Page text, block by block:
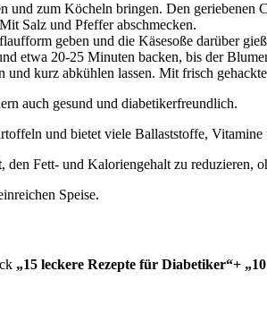
und zum Köcheln bringen. Den
Salz und Pfeffer abschmecken.
geben und die Käsesoße darüber
etwa 20-25 Minuten backen, bis der
kurz abkühlen lassen. Mit frisch
auch gesund und diabetikerfreundlich.
und bietet viele Ballaststoffe,
Fett- und Kaloriengehalt zu reduzieren,
Speise.
„15 leckere Rezepte für Diabetiker“+